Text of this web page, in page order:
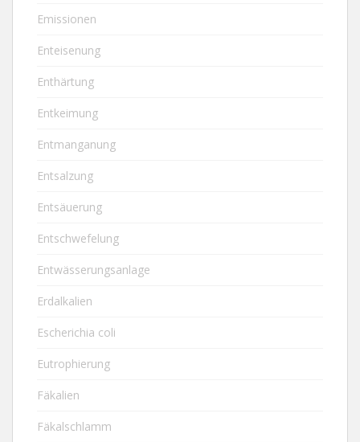
Emissionen
Enteisenung
Enthärtung
Entkeimung
Entmanganung
Entsalzung
Entsäuerung
Entschwefelung
Entwässerungsanlage
Erdalkalien
Escherichia coli
Eutrophierung
Fäkalien
Fäkalschlamm